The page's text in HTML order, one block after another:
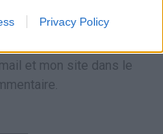
Privacy Policy
et mon site dans le